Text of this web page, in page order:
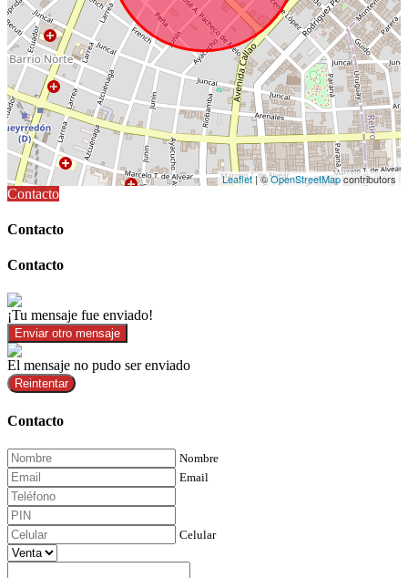
Leaflet| ©OpenStreetMapcontributors
Contacto
Contacto
Contacto
¡Tu mensaje fue enviado!
Enviar otro mensaje
El mensaje no pudo ser enviado
Reintentar
Contacto
Nombre
Email
Celular